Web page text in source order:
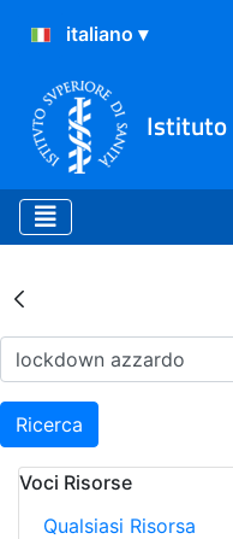
Istituto
Risultati
Ricerca
Voci Risorse
Qualsiasi Risorsa